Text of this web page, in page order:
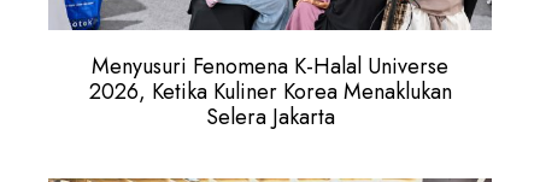
Menyusuri Fenomena K-Halal Universe
2026, Ketika Kuliner Korea Menaklukan
Selera Jakarta